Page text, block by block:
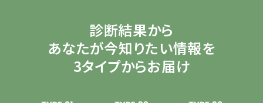
診断結果から
あなたが今知りたい情報を
3タイプからお届け